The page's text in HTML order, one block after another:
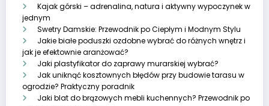
Kajak górski – adrenalina, natura i aktywny wypoczynek w
jednym
Swetry Damskie: Przewodnik po Ciepłym i Modnym Stylu
Jakie białe poduszki ozdobne wybrać do różnych wnętrz i
jak je efektownie aranżować?
Jaki plastyfikator do zaprawy murarskiej wybrać?
Jak uniknąć kosztownych błędów przy budowie tarasu w
ogrodzie? Praktyczny poradnik
Jaki blat do brązowych mebli kuchennych? Przewodnik po